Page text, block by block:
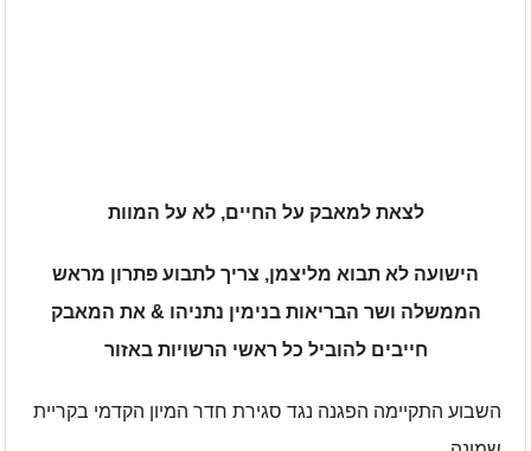
לצאת למאבק על החיים, לא על המוות
הישועה לא תבוא מליצמן, צריך לתבוע פתרון מראש
הממשלה ושר הבריאות בנימין נתניהו & את המאבק
חייבים להוביל כל ראשי הרשויות באזור
השבוע התקיימה הפגנה נגד סגירת חדר המיון הקדמי בקריית